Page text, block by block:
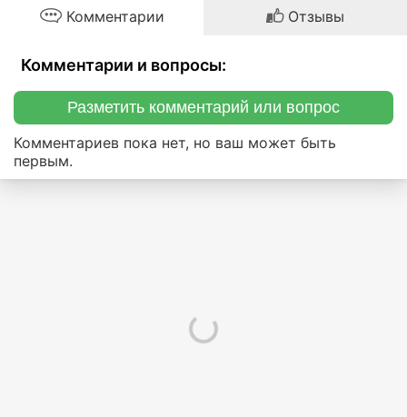
Комментарии Отзывы
Комментарии и вопросы:
Разметить комментарий или вопрос
Комментариев пока нет, но ваш может быть
первым.